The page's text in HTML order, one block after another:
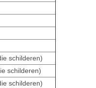
schilderen)
schilderen)
schilderen)